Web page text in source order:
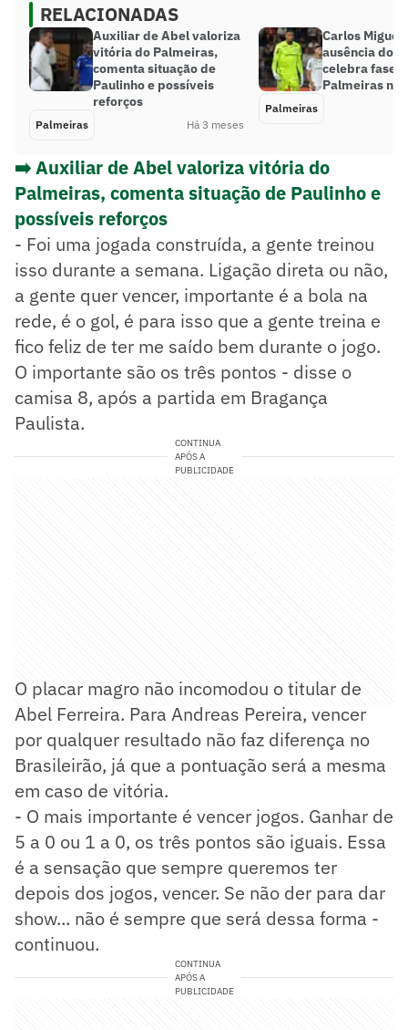
RELACIONADAS
Auxiliar de Abel valoriza
vitória do Palmeiras,
comenta situação de
Paulinho e possíveis
reforços
Palmeiras Há 3 meses
Carlos Miguel
ausência do
celebra fase
Palmeiras na
Palmeiras
➡️ Auxiliar de Abel valoriza vitória do
Palmeiras, comenta situação de Paulinho e
possíveis reforços
- Foi uma jogada construída, a gente treinou
isso durante a semana. Ligação direta ou não,
a gente quer vencer, importante é a bola na
rede, é o gol, é para isso que a gente treina e
fico feliz de ter me saído bem durante o jogo.
O importante são os três pontos - disse o
camisa 8, após a partida em Bragança
Paulista.
CONTINUA
APÓS A
PUBLICIDADE
O placar magro não incomodou o titular de
Abel Ferreira. Para Andreas Pereira, vencer
por qualquer resultado não faz diferença no
Brasileirão, já que a pontuação será a mesma
em caso de vitória.
- O mais importante é vencer jogos. Ganhar de
5 a 0 ou 1 a 0, os três pontos são iguais. Essa
é a sensação que sempre queremos ter
depois dos jogos, vencer. Se não der para dar
show... não é sempre que será dessa forma -
continuou.
CONTINUA
APÓS A
PUBLICIDADE